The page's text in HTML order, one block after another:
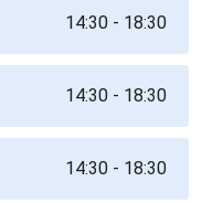
14:30 - 18:30
14:30 - 18:30
14:30 - 18:30